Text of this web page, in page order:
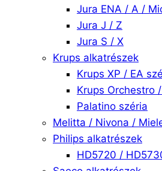
Jura ENA / A /
Jura J / Z
Jura S / X
Krups alkatrészek
Krups XP / EA
Krups Orchestro
Palatino széria
Melitta / Nivona /
Philips alkatrészek
HD5720 /